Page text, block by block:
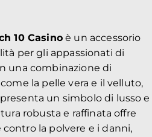
10 Casinoè un accessorio
per gli appassionati di
una combinazione di
come la pelle vera e il velluto,
un simbolo di lusso e
robusta e raffinata offre
la polvere e i danni,